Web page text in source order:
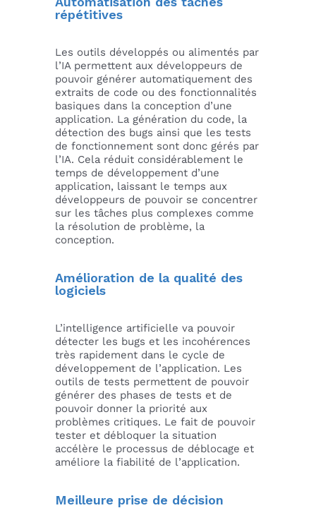
répétitives
Les outils développés ou alimentés par
l’IA permettent aux développeurs de
pouvoir générer automatiquement des
extraits de code ou des fonctionnalités
basiques dans la conception d’une
application. La génération du code, la
détection des bugs ainsi que les tests
de fonctionnement sont donc gérés par
l’IA. Cela réduit considérablement le
temps de développement d’une
application, laissant le temps aux
développeurs de pouvoir se concentrer
sur les tâches plus complexes comme
la résolution de problème, la
conception.
Amélioration de la qualité des
logiciels
L’intelligence artificielle va pouvoir
détecter les bugs et les incohérences
très rapidement dans le cycle de
développement de l’application. Les
outils de tests permettent de pouvoir
générer des phases de tests et de
pouvoir donner la priorité aux
problèmes critiques. Le fait de pouvoir
tester et débloquer la situation
accélère le processus de déblocage et
améliore la fiabilité de l’application.
Meilleure prise de décision